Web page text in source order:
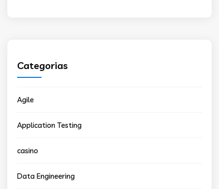
Categorias
Agile
Application Testing
casino
Data Engineering